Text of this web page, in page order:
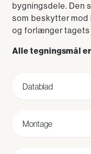
bygningsdele. Den
som beskytter mod
og forlænger tagets
Alle tegningsmål
Datablad
Montage